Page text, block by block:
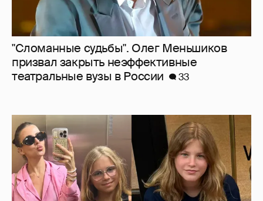
"Сломанные судьбы". Олег Меньшиков
призвал закрыть неэффективные
театральные вузы в России
33